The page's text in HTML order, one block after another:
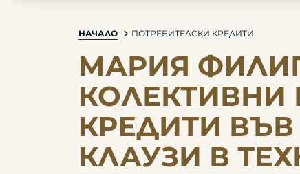
НАЧАЛО ПОТРЕБИТЕЛСКИ КРЕДИТИ
МАРИЯ
КОЛЕКТИВНИ
КРЕДИТИ
КЛАУЗИ В